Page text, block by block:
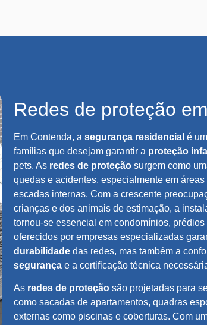
Redes de proteção
Em Contenda, a segurança residencial é
famílias que desejam garantir a proteção
pets. As redes de proteção surgem como
quedas e acidentes, especialmente em
escadas internas. Com a crescente
crianças e dos animais de estimação, a
tornou-se essencial em condomínios,
oferecidos por empresas especializadas
durabilidade das redes, mas também a
segurança e a certificação técnica
As redes de proteção são projetadas para
como sacadas de apartamentos, quadras
externas como piscinas e coberturas. Com